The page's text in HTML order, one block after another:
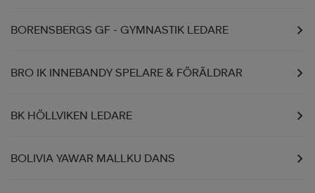
BORENSBERGS GF - GYMNASTIK LEDARE
BRO IK INNEBANDY SPELARE & FÖRÄLDRAR
BK HÖLLVIKEN LEDARE
BOLIVIA YAWAR MALLKU DANS